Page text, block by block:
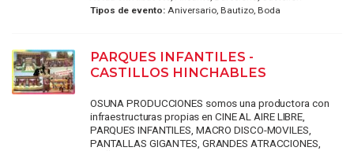
Tipos de evento:Aniversario, Bautizo, Boda
PARQUES INFANTILES -
CASTILLOS HINCHABLES
OSUNA PRODUCCIONES somos una productora con
infraestructuras propias en CINE AL AIRE LIBRE,
PARQUES INFANTILES, MACRO DISCO-MOVILES,
PANTALLAS GIGANTES, GRANDES ATRACCIONES,